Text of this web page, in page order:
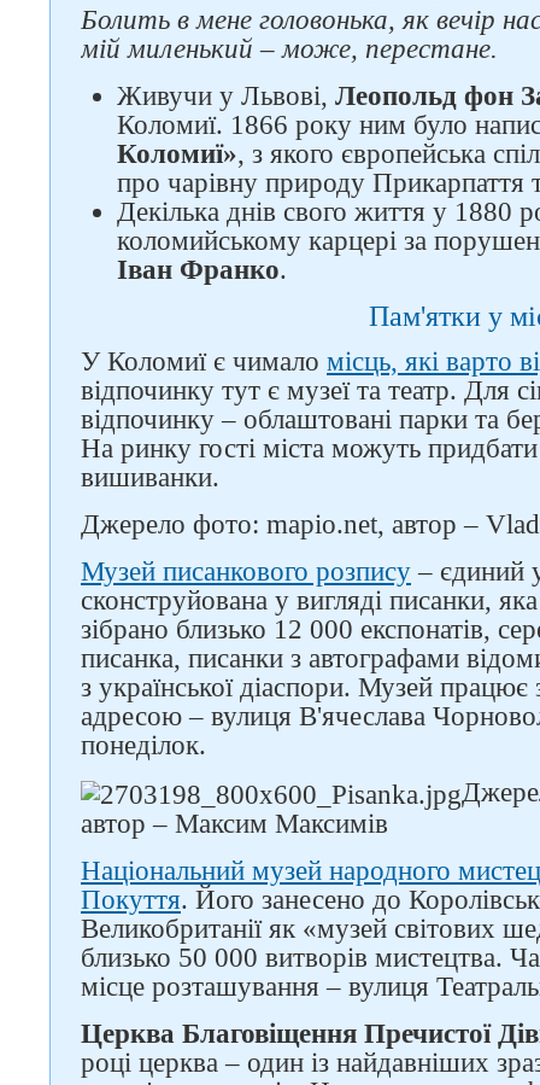
Болить в мене головонька, як вечір
мій миленький – може, перестане.
Живучи у Львові, Леопольд фон
Коломиї. 1866 року ним було
Коломиї», з якого європейська
про чарівну природу Прикарпаття
Декілька днів свого життя у 1880
коломийському карцері за
Іван Франко.
Пам'ятки у
У Коломиї є чимало місць, які варто
відпочинку тут є музеї та театр. Для
відпочинку – облаштовані парки та
На ринку гості міста можуть придбати
вишиванки.
Джерело фото: mapio.net, автор –
Музей писанкового розпису – єдиний
сконструйована у вигляді писанки,
зібрано близько 12 000 експонатів,
писанка, писанки з автографами
з української діаспори. Музей
адресою – вулиця В'ячеслава
понеділок.
автор – Максим Максимів
Національний музей народного
Покуття. Його занесено до
Великобританії як «музей світових
близько 50 000 витворів мистецтва.
місце розташування – вулиця
Церква Благовіщення Пречистої
році церква – один із найдавніших
Слідкуйте за нами в
соцмережах